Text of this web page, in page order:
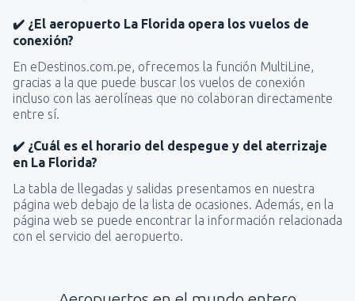
✔️ ¿El aeropuerto La Florida opera los vuelos de
conexión?
En eDestinos.com.pe, ofrecemos la función MultiLine,
gracias a la que puede buscar los vuelos de conexión
incluso con las aerolíneas que no colaboran directamente
entre sí.
✔️ ¿Cuál es el horario del despegue y del aterrizaje
en La Florida?
La tabla de llegadas y salidas presentamos en nuestra
página web debajo de la lista de ocasiones. Además, en la
página web se puede encontrar la información relacionada
con el servicio del aeropuerto.